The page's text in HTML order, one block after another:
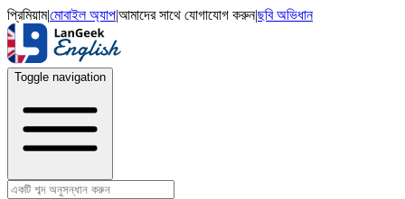
প্রিমিয়াম|মোবাইল অ্যাপ|আমাদের সাথে যোগাযোগ করুন|ছবি অভিধান
Toggle navigation